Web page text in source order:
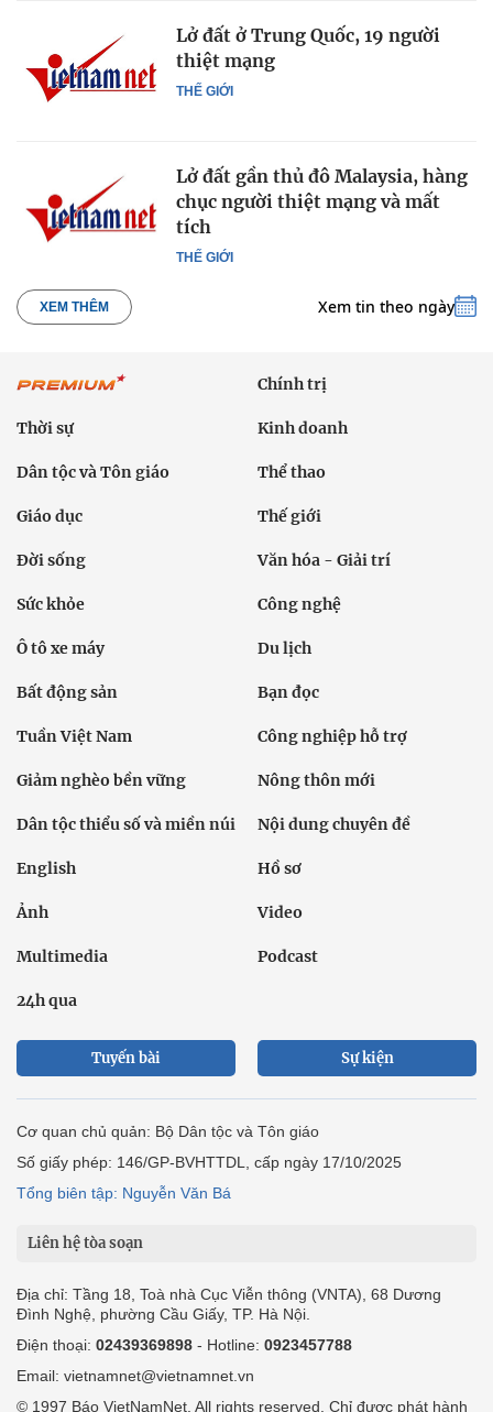
THẾ GIỚI
Lở đất ở Trung Quốc, 19 người
thiệt mạng
THẾ GIỚI
Lở đất gần thủ đô Malaysia, hàng
chục người thiệt mạng và mất
tích
XEM THÊM Xem tin theo ngày
Chính trị
Thời sự Kinh doanh
Dân tộc và Tôn giáo Thể thao
Giáo dục Thế giới
Đời sống Văn hóa - Giải trí
Sức khỏe Công nghệ
Ô tô xe máy Du lịch
Bất động sản Bạn đọc
Tuần Việt Nam Công nghiệp hỗ trợ
Giảm nghèo bền vững Nông thôn mới
Dân tộc thiểu số và miền núi Nội dung chuyên đề
English Hồ sơ
Ảnh Video
Multimedia Podcast
24h qua
Tuyến bài Sự kiện
Cơ quan chủ quản: Bộ Dân tộc và Tôn giáo
Số giấy phép: 146/GP-BVHTTDL, cấp ngày 17/10/2025
Tổng biên tập: Nguyễn Văn Bá
Liên hệ tòa soạn
Địa chỉ: Tầng 18, Toà nhà Cục Viễn thông (VNTA), 68 Dương
Đình Nghệ, phường Cầu Giấy, TP. Hà Nội.
Điện thoại: 02439369898 - Hotline: 0923457788
Email: vietnamnet@vietnamnet.vn
© 1997 Báo VietNamNet. All rights reserved. Chỉ được phát hành